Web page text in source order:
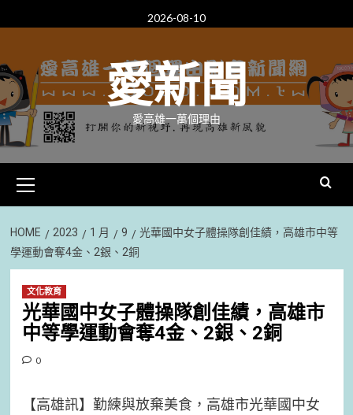
to
2026-08-10
愛新聞
愛高雄一萬個理由
Menu
HOME 2023 1 月 9
光華國中女子體操隊創佳績，高雄市中等
學運動會奪4金、2銀、2銅
文化教育
光華國中女子體操隊創佳績，高雄市
中等學運動會奪4金、2銀、2銅
0
【高雄訊】勤練與放棄美食，高雄市光華國中女